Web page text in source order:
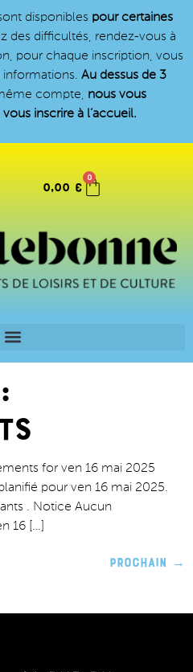
disponibles pour certaines
des difficultés, rendez-vous à
pour chaque inscription, vous
informations. Au dessus de 3
compte, nous vous
inscrire à l’accueil.
0,00 €
0
for ven 16 mai 2025
pour ven 16 mai 2025.
. Notice Aucun
16 […]
Prochain →